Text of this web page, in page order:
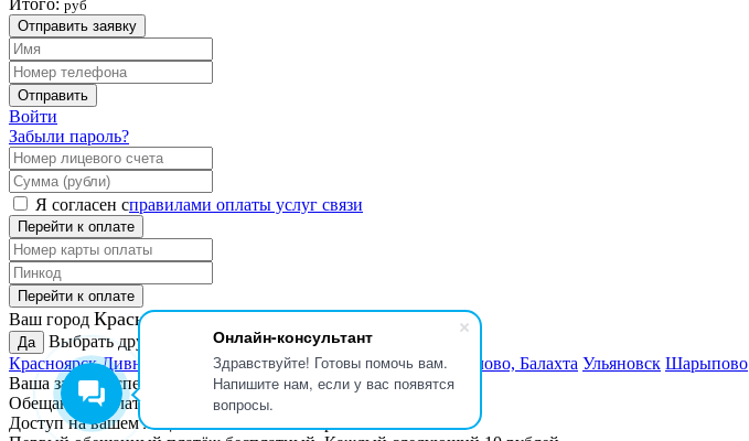
Онлайн-консультант
Здравствуйте! Готовы помочь вам.
Напишите нам, если у вас появятся
вопросы.
Итого: руб
Отправить заявку
Отправить
Войти
Забыли пароль?
Я согласен справилами оплаты услуг связи
Перейти к оплате
Перейти к оплате
Ваш город Красноярск?
Да
Выбрать другой:
Красноярск Дивногорск Зеленогорск Назарово Ужур, Новоселово, Балахта Ульяновск Шарыпово
Ваша заявка успешно отправлена.
Обещанный платёж доступен только для наших
Доступ на вашем лицевом счете не блокирован.